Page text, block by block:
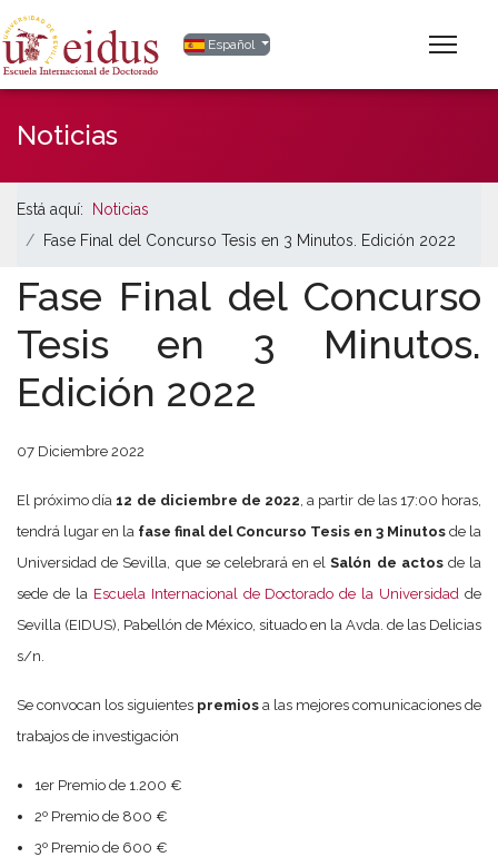
Seleccione su idioma
Español
Noticias
Está aquí:
Noticias
Fase Final del Concurso Tesis en 3 Minutos. Edición 2022
Fase Final del Concurso
Tesis en 3 Minutos.
Edición 2022
07 Diciembre 2022
El próximo día 12 de diciembre de 2022, a partir de las 17:00 horas,
tendrá lugar en la fase final del Concurso Tesis en 3 Minutos de la
Universidad de Sevilla, que se celebrará en el Salón de actosde la
sede de la Escuela Internacional de Doctorado de la Universidad de
Sevilla (EIDUS), Pabellón de México, situado en la Avda. de las Delicias
s/n.
Se convocan los siguientes premios a las mejores comunicaciones de
trabajos de investigación
1er Premio de 1.200 €
2º Premio de 800 €
3º Premio de 600 €